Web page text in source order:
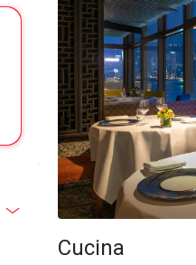
Cucina